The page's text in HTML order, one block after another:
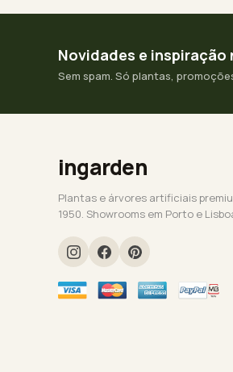
Novidades e
Sem spam. Só plantas,
ingarden
Plantas e árvores artificiais
1950. Showrooms em Porto e